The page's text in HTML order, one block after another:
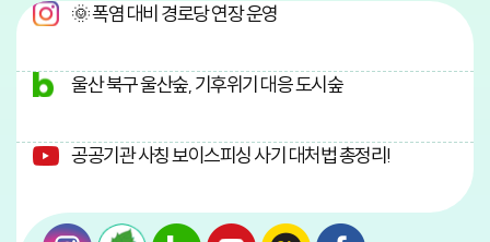
🌞 폭염 대비 경로당 연장 운영
울산 북구 울산숲, 기후위기 대응 도시숲
공공기관 사칭 보이스피싱 사기 대처법 총정리!